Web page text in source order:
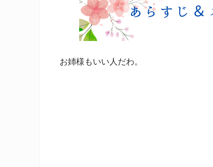
お姉様もいい人だわ。